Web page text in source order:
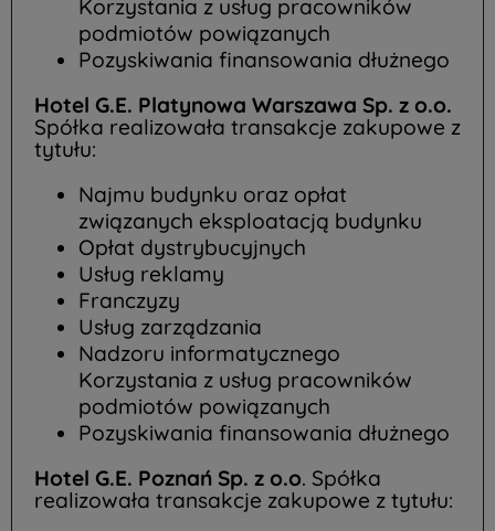
Korzystania z usług pracowników
podmiotów powiązanych
Pozyskiwania finansowania dłużnego
Hotel G.E. Platynowa Warszawa Sp. z o.o.
Spółka realizowała transakcje zakupowe z
tytułu:
Najmu budynku oraz opłat
związanych eksploatacją budynku
Opłat dystrybucyjnych
Usług reklamy
Franczyzy
Usług zarządzania
Nadzoru informatycznego
Korzystania z usług pracowników
podmiotów powiązanych
Pozyskiwania finansowania dłużnego
Hotel G.E. Poznań Sp. z o.o. Spółka
realizowała transakcje zakupowe z tytułu: